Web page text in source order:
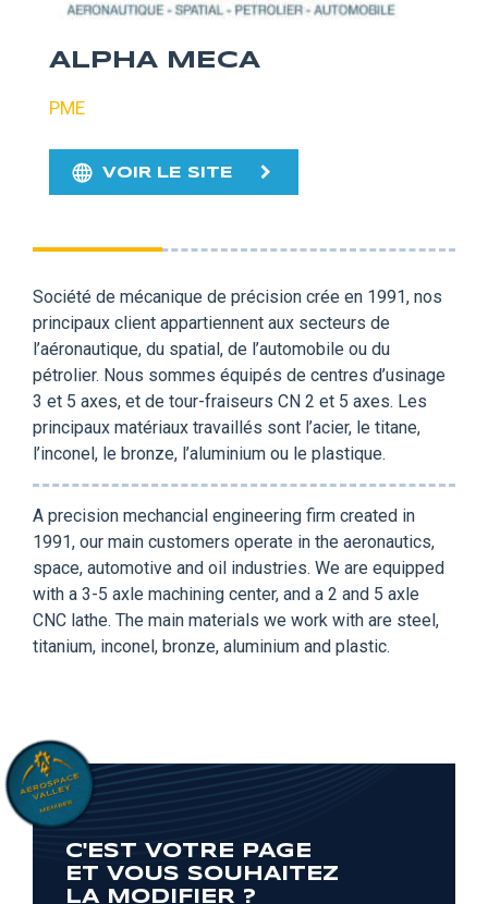
ALPHA MECA
PME
VOIR LE SITE
Société de mécanique de précision crée en 1991, nos
principaux client appartiennent aux secteurs de
l’aéronautique, du spatial, de l’automobile ou du
pétrolier. Nous sommes équipés de centres d’usinage
3 et 5 axes, et de tour-fraiseurs CN 2 et 5 axes. Les
principaux matériaux travaillés sont l’acier, le titane,
l’inconel, le bronze, l’aluminium ou le plastique.
A precision mechancial engineering firm created in
1991, our main customers operate in the aeronautics,
space, automotive and oil industries. We are equipped
with a 3-5 axle machining center, and a 2 and 5 axle
CNC lathe. The main materials we work with are steel,
titanium, inconel, bronze, aluminium and plastic.
C'EST VOTRE PAGE
ET VOUS SOUHAITEZ
LA MODIFIER ?